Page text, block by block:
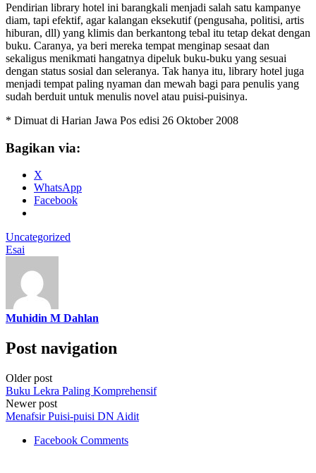
Pendirian library hotel ini barangkali menjadi salah satu kampanye
diam, tapi efektif, agar kalangan eksekutif (pengusaha, politisi, artis
hiburan, dll) yang klimis dan berkantong tebal itu tetap dekat dengan
buku. Caranya, ya beri mereka tempat menginap sesaat dan
sekaligus menikmati hangatnya dipeluk buku-buku yang sesuai
dengan status sosial dan seleranya. Tak hanya itu, library hotel juga
menjadi tempat paling nyaman dan mewah bagi para penulis yang
sudah berduit untuk menulis novel atau puisi-puisinya.
* Dimuat di Harian Jawa Pos edisi 26 Oktober 2008
Bagikan via:
X
WhatsApp
Facebook
Uncategorized
Esai
Muhidin M Dahlan
Post navigation
Older post
Buku Lekra Paling Komprehensif
Newer post
Menafsir Puisi-puisi DN Aidit
Facebook Comments